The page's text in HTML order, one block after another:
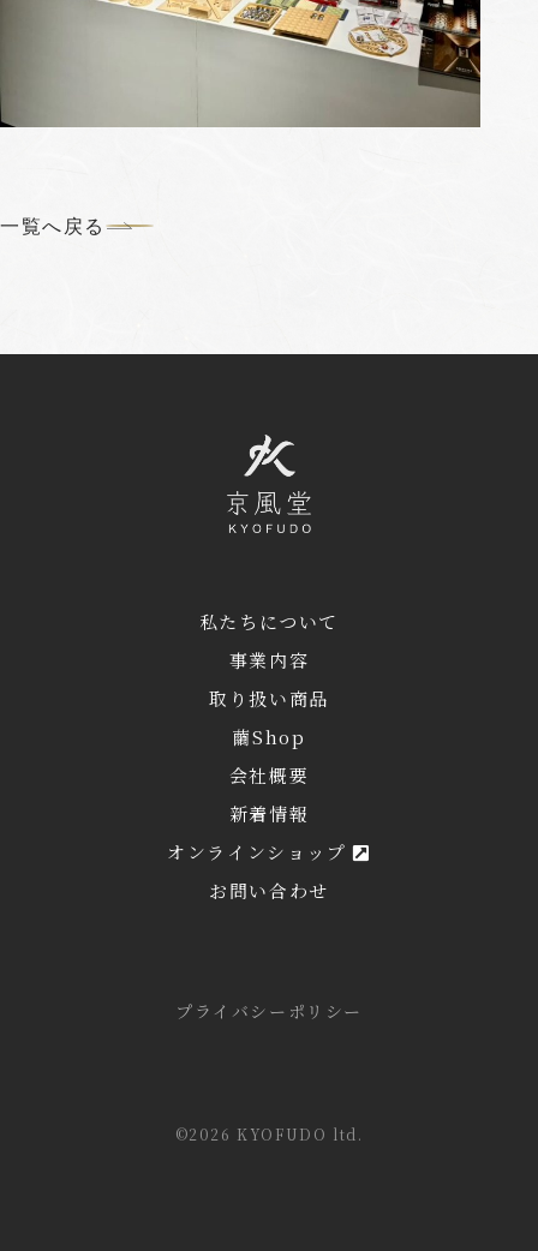
一覧へ戻る
私たちについて
事業内容
取り扱い商品
繭Shop
会社概要
新着情報
オンラインショップ
お問い合わせ
プライバシーポリシー
©2026 KYOFUDO ltd.